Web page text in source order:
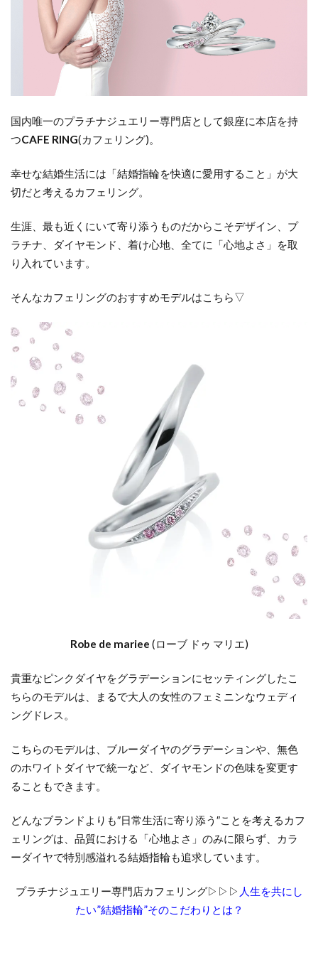
国内唯一のプラチナジュエリー専門店として銀座に本店を持
つCAFE RING(カフェリング)。
幸せな結婚生活には「結婚指輪を快適に愛用すること」が大
切だと考えるカフェリング。
生涯、最も近くにいて寄り添うものだからこそデザイン、プ
ラチナ、ダイヤモンド、着け心地、全てに「心地よさ」を取
り入れています。
そんなカフェリングのおすすめモデルはこちら▽
Robe de mariee (ローブ ドゥ マリエ)
貴重なピンクダイヤをグラデーションにセッティングしたこ
ちらのモデルは、まるで大人の女性のフェミニンなウェディ
ングドレス。
こちらのモデルは、ブルーダイヤのグラデーションや、無色
のホワイトダイヤで統一など、ダイヤモンドの色味を変更す
ることもできます。
どんなブランドよりも″日常生活に寄り添う ″ことを考えるカフ
ェリングは、品質における「心地よさ」のみに限らず、カラ
ーダイヤで特別感溢れる結婚指輪も追求しています。
プラチナジュエリー専門店カフェリング▷▷▷ 人生を共にし
たい”結婚指輪”そのこだわりとは？